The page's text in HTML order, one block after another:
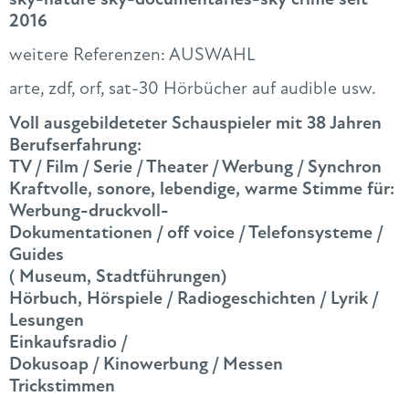
2016
weitere Referenzen: AUSWAHL
arte, zdf, orf, sat-30 Hörbücher auf audible usw.
Voll ausgebildeteter Schauspieler mit 38 Jahren
Berufserfahrung:
TV / Film / Serie / Theater / Werbung / Synchron
Kraftvolle, sonore, lebendige, warme Stimme für:
Werbung-druckvoll-
Dokumentationen / off voice / Telefonsysteme /
Guides
( Museum, Stadtführungen)
Hörbuch, Hörspiele / Radiogeschichten / Lyrik /
Lesungen
Einkaufsradio /
Dokusoap / Kinowerbung / Messen
Trickstimmen